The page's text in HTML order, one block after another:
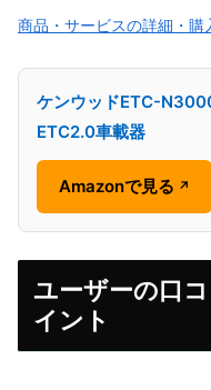
商品・サービスの詳細・購
ケンウッドETC-
ETC2.0車載器
Amazonで見る ↗
ユーザーの口
イント